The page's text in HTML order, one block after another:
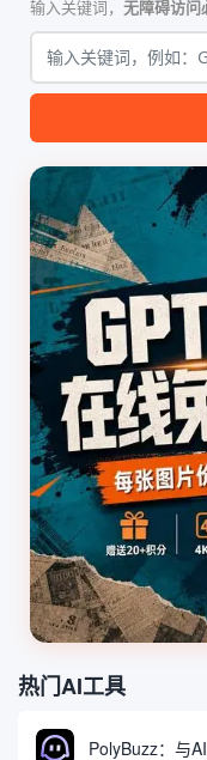
该工具集以智能体插...
输入关键词， 无障碍访问
热门AI工具